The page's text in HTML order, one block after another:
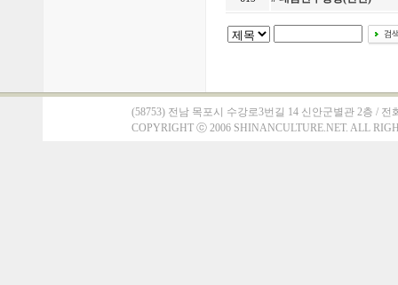
(58753) 전남 목포시 수강로3번길 14 신안군별관 2층 / 전
COPYRIGHT ⓒ2006 SHINANCULTURE.NET. ALL